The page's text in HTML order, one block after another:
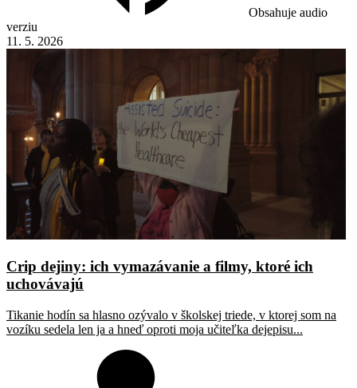
Obsahuje audio
verziu
11. 5. 2026
Crip dejiny: ich vymazávanie a filmy, ktoré ich
uchovávajú
Tikanie hodín sa hlasno ozývalo v školskej triede, v ktorej som na
vozíku sedela len ja a hneď oproti moja učiteľka dejepisu...